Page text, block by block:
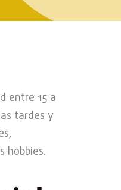
entre 15 a
tardes y
hobbies.